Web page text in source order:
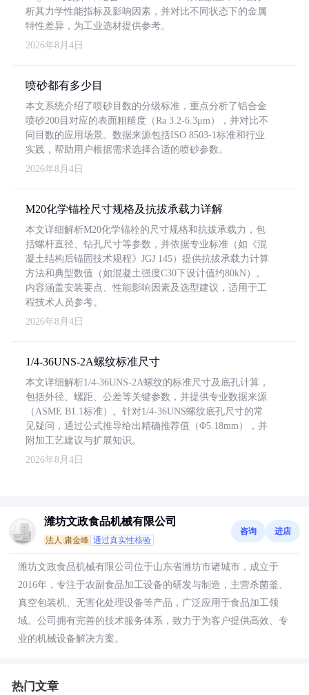
析其力学性能指标及影响因素，并对比不同状态下的金属
特性差异，为工业选材提供参考。
2026年8月4日
喷砂都有多少目
本文系统介绍了喷砂目数的分级标准，重点分析了铝合金
喷砂200目对应的表面粗糙度（Ra 3.2-6.3μm），并对比不
同目数的应用场景。数据来源包括ISO 8503-1标准和行业
实践，帮助用户根据需求选择合适的喷砂参数。
2026年8月4日
M20化学锚栓尺寸规格及抗拔承载力详解
本文详细解析M20化学锚栓的尺寸规格和抗拔承载力，包
括螺杆直径、钻孔尺寸等参数，并依据专业标准（如《混
凝土结构后锚固技术规程》JGJ 145）提供抗拔承载力计算
方法和典型数值（如混凝土强度C30下设计值约80kN）。
内容涵盖安装要点、性能影响因素及选型建议，适用于工
程技术人员参考。
2026年8月4日
1/4-36UNS-2A螺纹标准尺寸
本文详细解析1/4-36UNS-2A螺纹的标准尺寸及底孔计算，
包括外径、螺距、公差等关键参数，并提供专业数据来源
（ASME B1.1标准）。针对1/4-36UNS螺纹底孔尺寸的常
见疑问，通过公式推导给出精确推荐值（Φ5.18mm），并
附加工艺建议与扩展知识。
2026年8月4日
潍坊文政食品机械有限公司
法人:庸金峰 通过真实性核验
咨询 进店
潍坊文政食品机械有限公司位于山东省潍坊市诸城市，成立于
2016年，专注于农副食品加工设备的研发与制造，主营杀菌釜、
真空包装机、无害化处理设备等产品，广泛应用于食品加工领
域。公司拥有完善的技术服务体系，致力于为客户提供高效、专
业的机械设备解决方案。
热门文章